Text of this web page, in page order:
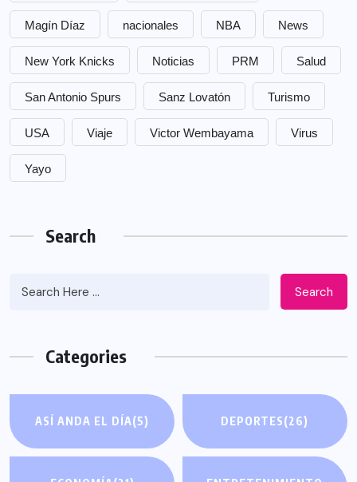
Magín Díaz nacionales NBA News
New York Knicks Noticias PRM Salud
San Antonio Spurs Sanz Lovatón Turismo
USA Viaje Victor Wembayama Virus
Yayo
Search
Search
Categories
ASÍ ANDA EL DÍA(5) DEPORTES(26)